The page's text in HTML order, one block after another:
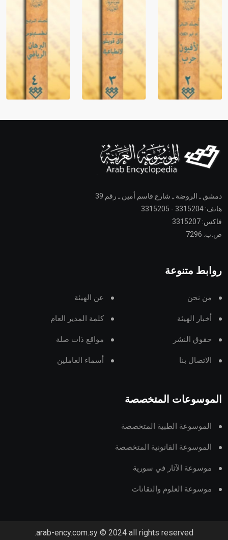
دمشق ـ الروضة ـ شارع قاسم أمين ـ رقم 39
هاتف: 3315204 - 3315205
فاكس: 3315207
ص.ب: 7296
روابط متنوعة
من نحن عن الهيئة
أخبار الهيئة كلمة المدير العام
حقوق النشر مواقع ذات صلة
الاتصال بنا أسماء العاملين
الموسوعات المتخصصة
الموسوعة الطبية المتخصصة
الموسوعة القانونية المتخصصة
موسوعة الآثار في سورية
موسوعة العلوم والتقانات
arab-ency.com.sy © 2024 all rights reserved.